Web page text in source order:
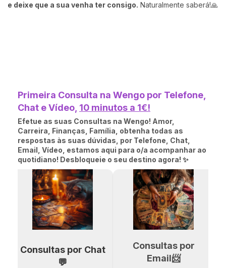
e deixe que a sua venha ter consigo. Naturalmente saberá!🙏
Primeira Consulta na Wengo por Telefone,
Chat e Vídeo, 10 minutos a 1€!
Efetue as suas Consultas na Wengo! Amor,
Carreira, Finanças, Família, obtenha todas as
respostas às suas dúvidas, por Telefone, Chat,
Email, Vídeo, estamos aqui para o/a acompanhar ao
quotidiano! Desbloqueie o seu destino agora! ✨
Consultas por Chat
💬
Consultas por
Email📨